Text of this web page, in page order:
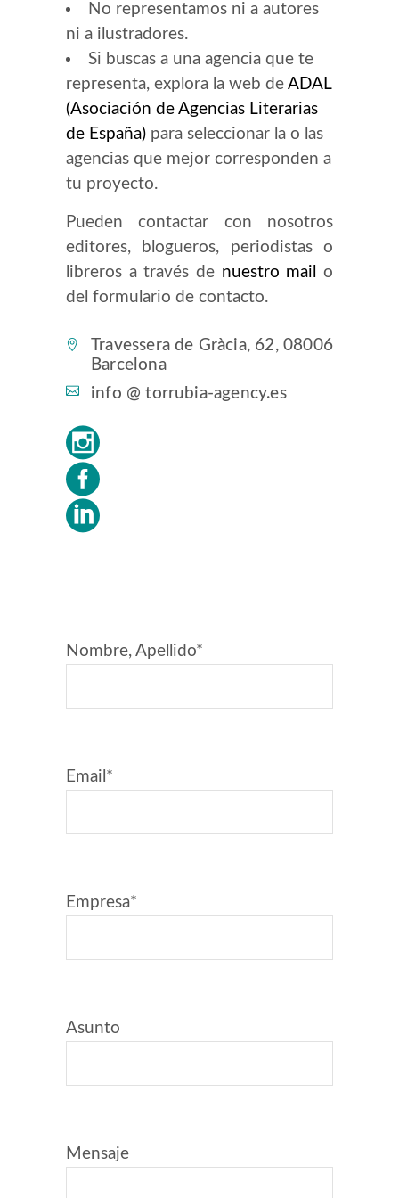
No representamos ni a autores
ni a ilustradores.
Si buscas a una agencia que te
representa, explora la web de ADAL
(Asociación de Agencias Literarias
de España) para seleccionar la o las
agencias que mejor corresponden a
tu proyecto.
Pueden contactar con nosotros
editores, blogueros, periodistas o
libreros a través de nuestro mail
o
del formulario de contacto.
Travessera de Gràcia, 62, 08006
Barcelona
info @ torrubia-agency.es
Nombre, Apellido*
Email*
Empresa*
Asunto
Mensaje